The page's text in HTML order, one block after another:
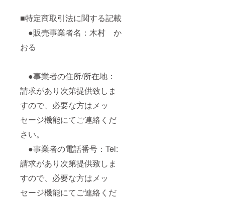
■特定商取引法に関する記載
●販売事業者名：木村 か
おる
●事業者の住所/所在地：
請求があり次第提供致しま
すので、必要な方はメッ
セージ機能にてご連絡くだ
さい。
●事業者の電話番号：Tel:
請求があり次第提供致しま
すので、必要な方はメッ
セージ機能にてご連絡くだ